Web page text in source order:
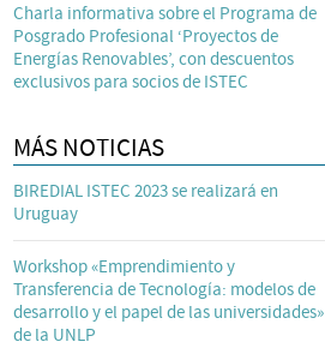
Charla informativa sobre el Programa de
Posgrado Profesional ‘Proyectos de
Energías Renovables’, con descuentos
exclusivos para socios de ISTEC
MÁS NOTICIAS
BIREDIAL ISTEC 2023 se realizará en
Uruguay
Workshop «Emprendimiento y
Transferencia de Tecnología: modelos de
desarrollo y el papel de las universidades»
de la UNLP